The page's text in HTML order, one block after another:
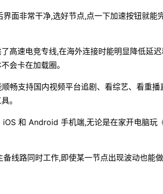
面非常干净,选好节点,点一下加速按钮就
高速电竞专线,在海外连接时能明显降低延
会卡在加载圈。
畅支持国内视频平台追剧、看综艺、看重
。
和 Android 手机端,无论是在家开电脑玩
线路同时工作,即使某一节点出现波动也能